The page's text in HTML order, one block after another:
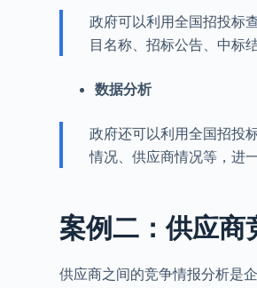
政府可以利用全国招投标
目名称、招标公告、中标结
数据分析
政府还可以利用全国招投
情况、供应商情况等，进
案例二：供应商
供应商之间的竞争情报分析是